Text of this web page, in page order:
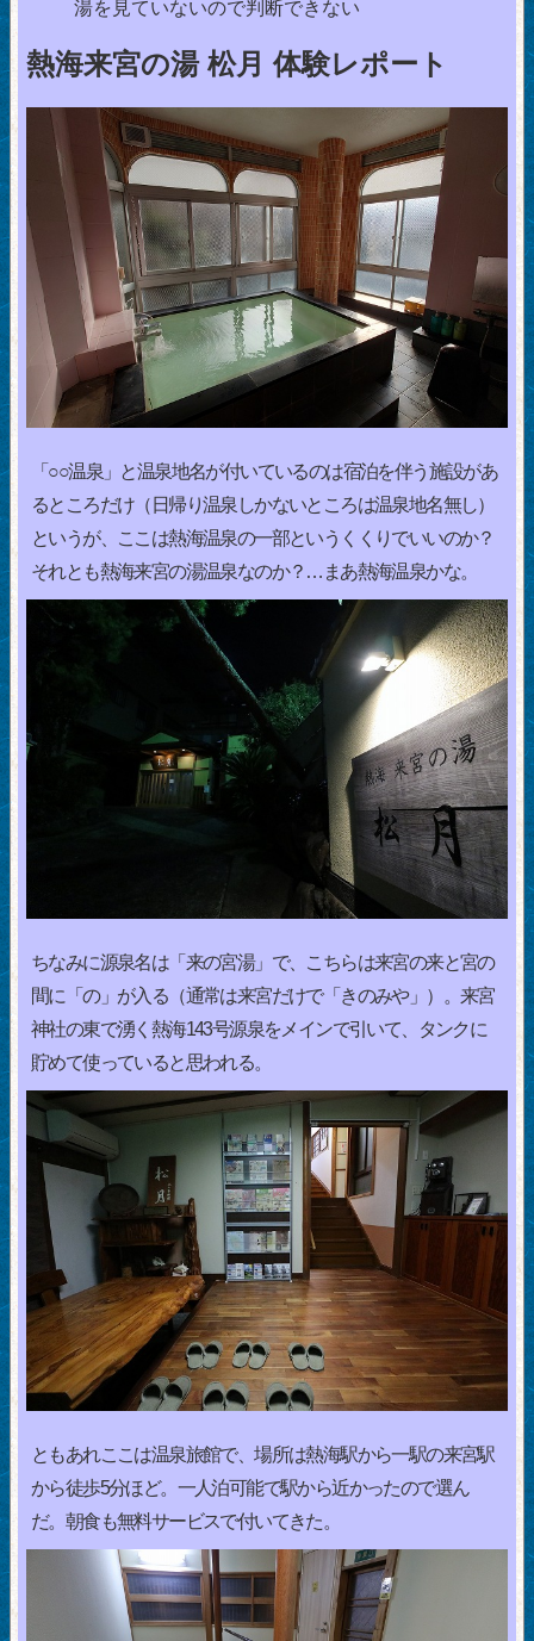
湯を見ていないので判断できない
熱海来宮の湯 松月 体験レポート
「○○温泉」と温泉地名が付いているのは宿泊を伴う施設があ
るところだけ（日帰り温泉しかないところは温泉地名無し）
というが、ここは熱海温泉の一部というくくりでいいのか？
それとも熱海来宮の湯温泉なのか？…まあ熱海温泉かな。
ちなみに源泉名は「来の宮湯」で、こちらは来宮の来と宮の
間に「の」が入る（通常は来宮だけで「きのみや」）。来宮
神社の東で湧く熱海143号源泉をメインで引いて、タンクに
貯めて使っていると思われる。
ともあれここは温泉旅館で、場所は熱海駅から一駅の来宮駅
から徒歩5分ほど。一人泊可能で駅から近かったので選ん
だ。朝食も無料サービスで付いてきた。